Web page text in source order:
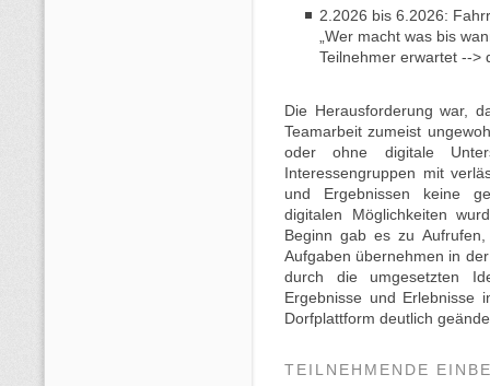
2.2026 bis 6.2026:
„Wer macht was bis
Teilnehmer erwartet -->
Die Herausforderung war,
Teamarbeit zumeist
oder ohne digitale
Interessengruppen mit
und Ergebnissen keine
digitalen Möglichkeiten
Beginn gab es zu
Aufgaben übernehmen in
durch die umgesetzten
Ergebnisse und
Dorfplattform deutlich
TEILNEHMENDE